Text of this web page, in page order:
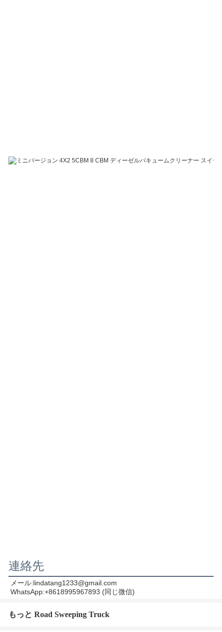
連絡先
メール:lindatang1233@gmail.com
WhatsApp:+8618995967893 (同じ微信)
もっと Road Sweeping Truck